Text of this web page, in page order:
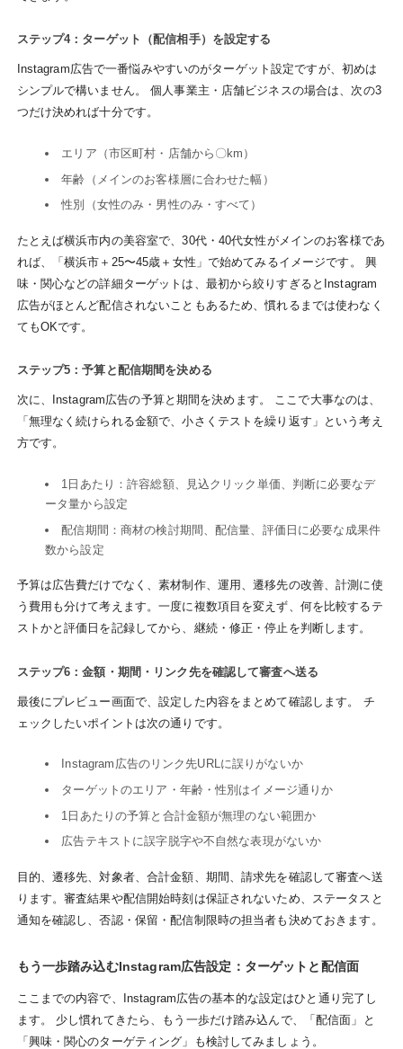
ステップ4：ターゲット（配信相手）を設定する
Instagram広告で一番悩みやすいのがターゲット設定ですが、初めは
シンプルで構いません。 個人事業主・店舗ビジネスの場合は、次の3
つだけ決めれば十分です。
エリア（市区町村・店舗から〇km）
年齢（メインのお客様層に合わせた幅）
性別（女性のみ・男性のみ・すべて）
たとえば横浜市内の美容室で、30代・40代女性がメインのお客様であ
れば、「横浜市＋25〜45歳＋女性」で始めてみるイメージです。 興
味・関心などの詳細ターゲットは、最初から絞りすぎるとInstagram
広告がほとんど配信されないこともあるため、慣れるまでは使わなく
てもOKです。
ステップ5：予算と配信期間を決める
次に、Instagram広告の予算と期間を決めます。 ここで大事なのは、
「無理なく続けられる金額で、小さくテストを繰り返す」という考え
方です。
1日あたり：許容総額、見込クリック単価、判断に必要なデ
ータ量から設定
配信期間：商材の検討期間、配信量、評価日に必要な成果件
数から設定
予算は広告費だけでなく、素材制作、運用、遷移先の改善、計測に使
う費用も分けて考えます。一度に複数項目を変えず、何を比較するテ
ストかと評価日を記録してから、継続・修正・停止を判断します。
ステップ6：金額・期間・リンク先を確認して審査へ送る
最後にプレビュー画面で、設定した内容をまとめて確認します。 チ
ェックしたいポイントは次の通りです。
Instagram広告のリンク先URLに誤りがないか
ターゲットのエリア・年齢・性別はイメージ通りか
1日あたりの予算と合計金額が無理のない範囲か
広告テキストに誤字脱字や不自然な表現がないか
目的、遷移先、対象者、合計金額、期間、請求先を確認して審査へ送
ります。審査結果や配信開始時刻は保証されないため、ステータスと
通知を確認し、否認・保留・配信制限時の担当者も決めておきます。
もう一歩踏み込むInstagram広告設定：ターゲットと配信面
ここまでの内容で、Instagram広告の基本的な設定はひと通り完了し
ます。 少し慣れてきたら、もう一歩だけ踏み込んで、「配信面」と
「興味・関心のターゲティング」も検討してみましょう。